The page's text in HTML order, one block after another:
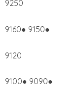
9250
9160● 9150●
9120
9100● 9090●